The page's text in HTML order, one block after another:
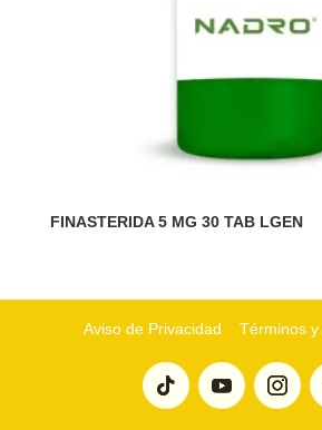
FINASTERIDA 5 MG 30 TAB LGEN
Aviso de Privacidad Términos